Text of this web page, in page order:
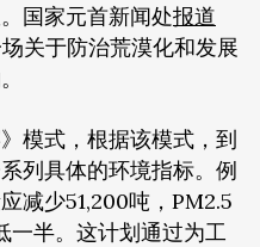
国家元首新闻处报道
关于防治荒漠化和发展
模式，根据该模式，到
列具体的环境指标。例
减少51,200吨，PM2.5
一半。这计划通过为工